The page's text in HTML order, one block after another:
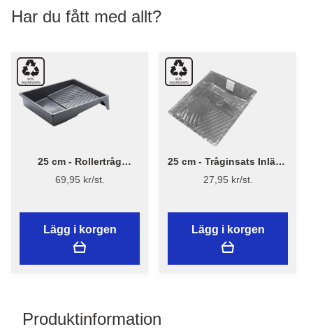
Har du fått med allt?
25 cm - Rollertråg
Premium
69,95 kr/st.
Lägg i korgen
25 cm - Tråginsats Inlägg
- Stiwex
27,95 kr/st.
Lägg i korgen
Produktinformation